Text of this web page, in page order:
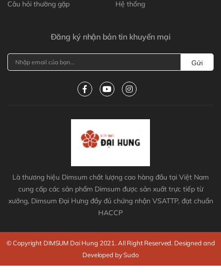
Câu hỏi thường gặp
Hệ thống
Đăng ký nhận bản tin khuyến mại
Gửi
Là thương hiệu Dimsum chất lượng cao hàng đầu tại Việt Nam
cung cấp các sản phẩm Dimsum được sản xuất trực tiếp từ
xưởng, Dimsum Đại Hưng đầy đủ chứng nhận VSATTP, đạt chuẩn
HACCP
© Copyright DIMSUM Dai Hung 2021. All Right Reserved. Designed and
Developed by Sudo